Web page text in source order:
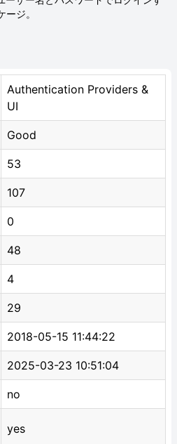
ジ。
Authentication Providers &
UI
Good
53
107
0
48
4
29
2018-05-15 11:44:22
2025-03-23 10:51:04
no
yes